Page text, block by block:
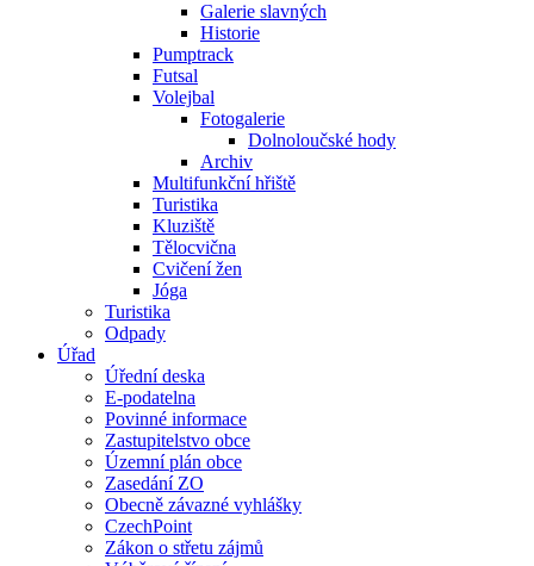
Galerie slavných
Historie
Pumptrack
Futsal
Volejbal
Fotogalerie
Dolnoloučské hody
Archiv
Multifunkční hřiště
Turistika
Kluziště
Tělocvična
Cvičení žen
Jóga
Turistika
Odpady
Úřad
Úřední deska
E-podatelna
Povinné informace
Zastupitelstvo obce
Územní plán obce
Zasedání ZO
Obecně závazné vyhlášky
CzechPoint
Zákon o střetu zájmů